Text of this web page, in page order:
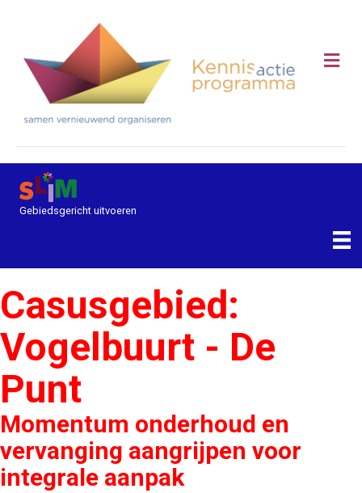
Gebiedsgericht uitvoeren
Casusgebied:
Vogelbuurt - De
Punt
Momentum onderhoud en
vervanging aangrijpen voor
integrale aanpak